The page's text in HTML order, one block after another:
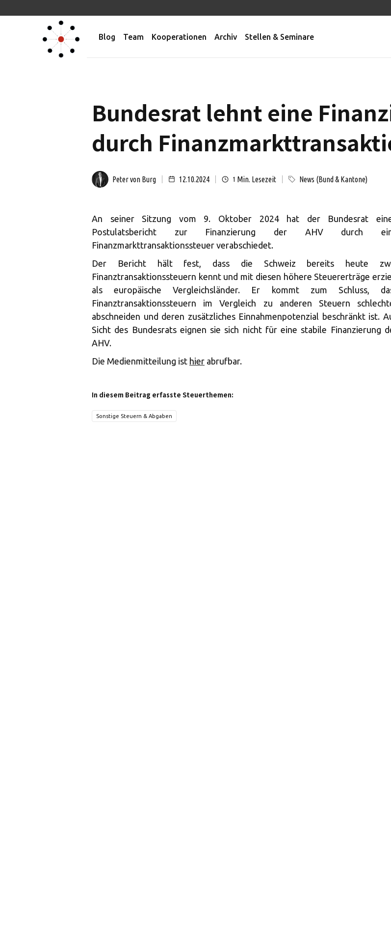
Blog Team Kooperationen Archiv Stellen & Seminare
Bundesrat lehnt eine
durch
Peter von Burg 12.10.2024 1 Min. Lesezeit News (Bund & Kantone)
An seiner Sitzung vom 9. Oktober 2024 hat der Bundesrat
Postulatsbericht zur Finanzierung der AHV durch
Finanzmarkttransaktionssteuer verabschiedet.
Der Bericht hält fest, dass die Schweiz bereits heute
Finanztransaktionssteuern kennt und mit diesen höhere Steuererträge
als europäische Vergleichsländer. Er kommt zum Schluss,
Finanztransaktionssteuern im Vergleich zu anderen Steuern
abschneiden und deren zusätzliches Einnahmenpotenzial beschränkt ist.
Sicht des Bundesrats eignen sie sich nicht für eine stabile Finanzierung
AHV.
Die Medienmitteilung ist hier abrufbar.
In diesem Beitrag erfasste Steuerthemen:
Sonstige Steuern & Abgaben